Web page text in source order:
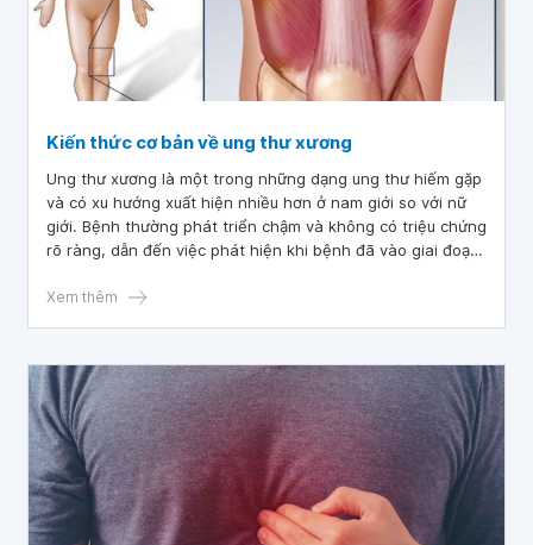
Kiến thức cơ bản về ung thư xương
Ung thư xương là một trong những dạng ung thư hiếm gặp
và có xu hướng xuất hiện nhiều hơn ở nam giới so với nữ
giới. Bệnh thường phát triển chậm và không có triệu chứng
rõ ràng, dẫn đến việc phát hiện khi bệnh đã vào giai đoạn
bệnh lý này cũng những điều cần lưu ý để nhận biết bệnh
Xem thêm